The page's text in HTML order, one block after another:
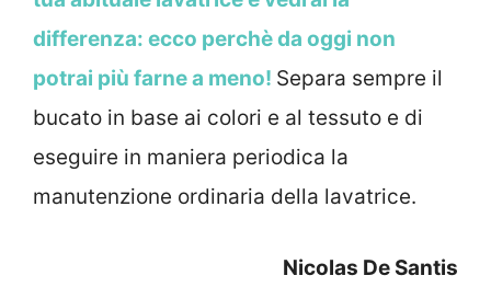
differenza: ecco perchè da oggi non
potrai più farne a meno! Separa sempre il
bucato in base ai colori e al tessuto e di
eseguire in maniera periodica la
manutenzione ordinaria della lavatrice.
Nicolas De Santis